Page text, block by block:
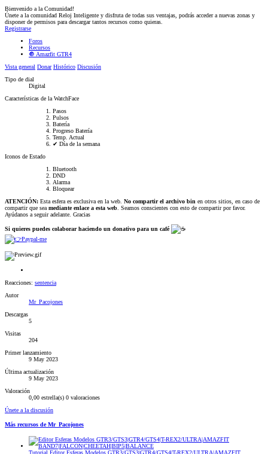
Bienvenido a la Comunidad!
Únete a la comunidad Reloj Inteligente y disfruta de todas sus ventajas, podrás acceder a nuevas zonas y
disponer de permisos para descargar tantos recursos como quieras.
Registrarse
Foros
Recursos
🔘 Amazfit GTR4
Vista general Donar Histórico Discusión
Tipo de dial
Digital
Características de la WatchFace
Pasos
Pulsos
Batería
Progreso Batería
Temp. Actual
✔ Día de la semana
Iconos de Estado
Bluetooth
DND
Alarma
Bloquear
ATENCIÓN: Esta esfera es exclusiva en la web. No compartir el archivo bin en otros sitios, en caso de
compartir que sea mediante enlace a esta web . Seamos conscientes con esto de compartir por favor.
Ayúdanos a seguir adelante. Gracias
Si quieres puedes colaborar haciendo un donativo para un café
Paypal-me
Reacciones: sentencia
Autor
Mr_Pacojones
Descargas
5
Visitas
204
Primer lanzamiento
9 May 2023
Última actualización
9 May 2023
Valoración
0,00 estrella(s) 0 valoraciones
Únete a la discusión
Más recursos de Mr_Pacojones
Tutorial Editor Esferas Modelos GTR3/GTS3|GTR4/GTS4|T-REX2/ULTRA|AMAZFIT